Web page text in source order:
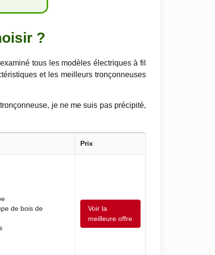
?
tous les modèles électriques à fil
et les meilleurs tronçonneuses
je ne me suis pas précipité,
Prix
de bois de
Voir la
meilleure offre